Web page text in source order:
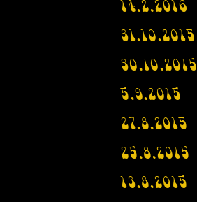
14.2.2016
31.10.2015
30.10.2015
5.9.2015
27.8.2015
25.8.2015
13.8.2015